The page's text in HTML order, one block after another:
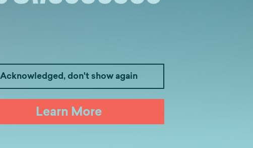
Acknowledged, don't show again
Learn More